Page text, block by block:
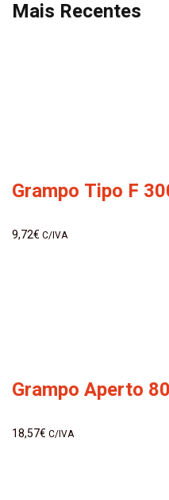
Mais Recentes
Grampo Tipo F
9,72€ C/IVA
Grampo Aperto
18,57€ C/IVA